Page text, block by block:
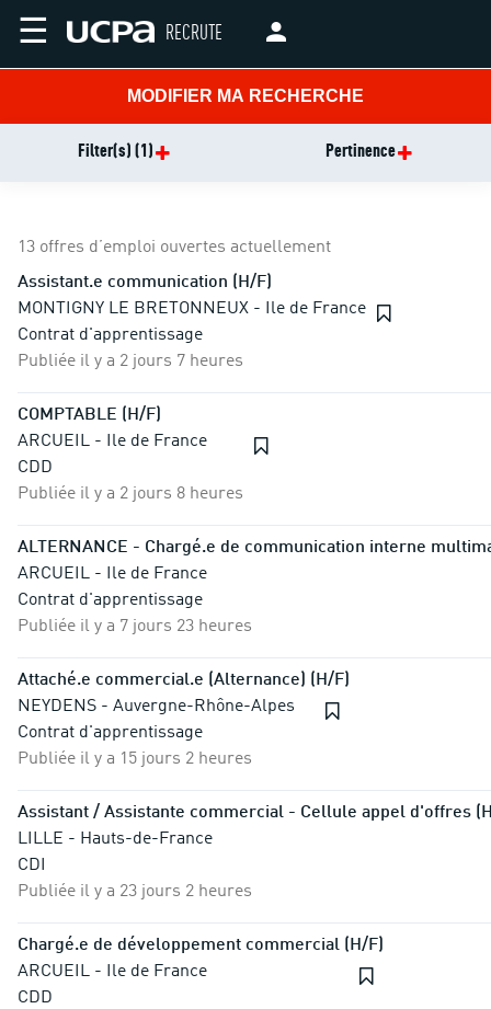
☰ RECRUTE
MODIFIER MA RECHERCHE
Filter(s) (1) Pertinence
13 offres d’emploi ouvertes actuellement
Assistant.e communication (H/F)
MONTIGNY LE BRETONNEUX - Ile de France
Contrat d'apprentissage
Publiée il y a 2 jours 7 heures
COMPTABLE (H/F)
ARCUEIL - Ile de France
CDD
Publiée il y a 2 jours 8 heures
ALTERNANCE - Chargé.e de communication interne
ARCUEIL - Ile de France
Contrat d'apprentissage
Publiée il y a 7 jours 23 heures
Attaché.e commercial.e (Alternance) (H/F)
NEYDENS - Auvergne-Rhône-Alpes
Contrat d'apprentissage
Publiée il y a 15 jours 2 heures
Assistant / Assistante commercial - Cellule appel d'offres
LILLE - Hauts-de-France
CDI
Publiée il y a 23 jours 2 heures
Chargé.e de développement commercial (H/F)
ARCUEIL - Ile de France
CDD